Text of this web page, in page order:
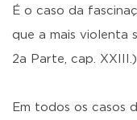
É o caso da
que a mais violenta
2a Parte, cap. XXIII.)
Em todos os casos